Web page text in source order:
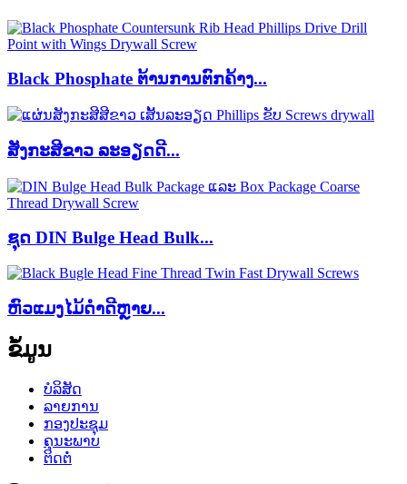
Black Phosphate ຕ້ານການຕົກຄ້າງ...
ສັງກະສີຂາວ ລະອຽດດີ...
ຊຸດ DIN Bulge Head Bulk...
ຫົວ​ແມງ​ໄມ້​ດຳ​ດີ​ຫຼາຍ...
ຂໍ້ມູນ
ບໍລິສັດ
ລາຍການ
ກອງປະຊຸມ
ຄຸນະພາບ
ຕິດຕໍ່